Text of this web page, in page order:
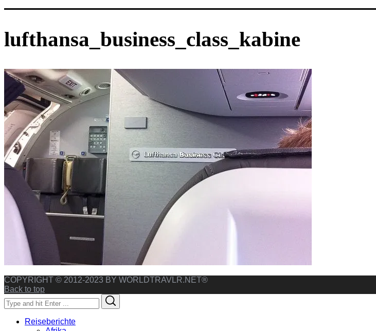
lufthansa_business_class_kabine
COPYRIGHT © 2012-2023 BY WORLDTRAVLR.NET®
Back to top
Search
for:
Reiseberichte